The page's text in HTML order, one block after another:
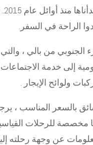
الراحة في السفر.
الجنوبي من بالي ،
إلى خدمة
ولوائح الإيجار .
بالسعر المناسب ،
مخصصة للرحلات
عن وجهة رحلته